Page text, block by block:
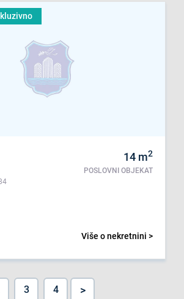
14 m2
POSLOVNI OBJEKAT
Više o nekretnini >
3 4 >